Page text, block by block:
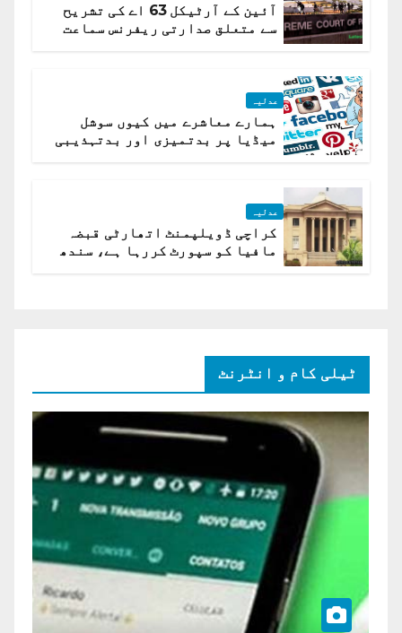
آئین کے آرٹیکل 63 اے کی تشریح
سے متعلق صدارتی ریفرنس سماعت
عدلیہ
ہمارے معاشرے میں کیوں سوشل
میڈیا پر بدتمیزی اور بدتہذیبی
عدلیہ
کراچی ڈویلپمنٹ اتھارٹی قبضہ
مافیا کو سپورٹ کررہا ہے، سندھ
ٹیلی کام و انٹرنٹ